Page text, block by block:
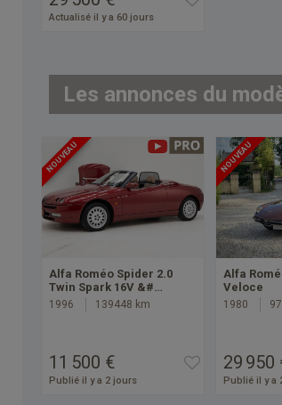
Actualisé il y a 60 jours
Les annonces du
NOUVEAU
Alfa Roméo Spider 2.0
Twin Spark 16V &#…
1996 139448 km
11 500 €
Publié il y a 2 jours
NOUVEAU
Alfa
Veloce
1980
29 950
Publié il y a